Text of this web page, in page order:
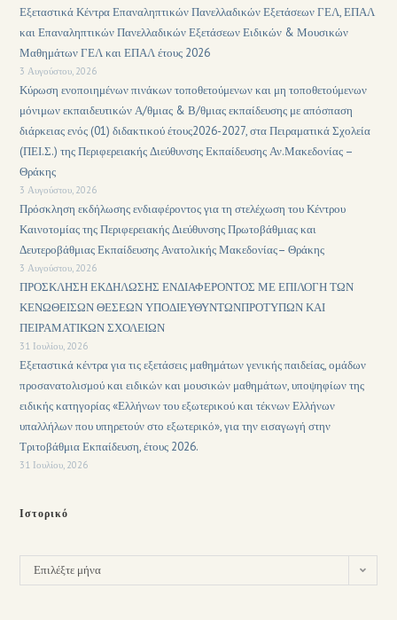
Εξεταστικά Κέντρα Επαναληπτικών Πανελλαδικών Εξετάσεων ΓΕΛ, ΕΠΑΛ
και Επαναληπτικών Πανελλαδικών Εξετάσεων Ειδικών & Μουσικών
Μαθημάτων ΓΕΛ και ΕΠΑΛ έτους 2026
3 Αυγούστου, 2026
Κύρωση ενοποιημένων πινάκων τοποθετούμενων και μη τοποθετούμενων
μόνιμων εκπαιδευτικών Α/θμιας & Β/θμιας εκπαίδευσης με απόσπαση
διάρκειας ενός (01) διδακτικού έτους2026-2027, στα Πειραματικά Σχολεία
(ΠΕΙ.Σ.) της Περιφερειακής Διεύθυνσης Εκπαίδευσης Αν.Μακεδονίας –
Θράκης
3 Αυγούστου, 2026
Πρόσκληση εκδήλωσης ενδιαφέροντος για τη στελέχωση του Κέντρου
Καινοτομίας της Περιφερειακής Διεύθυνσης Πρωτοβάθμιας και
Δευτεροβάθμιας Εκπαίδευσης Ανατολικής Μακεδονίας– Θράκης
3 Αυγούστου, 2026
ΠΡΟΣΚΛΗΣΗ ΕΚΔΗΛΩΣΗΣ ΕΝΔΙΑΦΕΡΟΝΤΟΣ ΜΕ ΕΠΙΛΟΓΗ ΤΩΝ
ΚΕΝΩΘΕΙΣΩΝ ΘΕΣΕΩΝ ΥΠΟΔΙΕΥΘΥΝΤΩΝΠΡΟΤΥΠΩΝ ΚΑΙ
ΠΕΙΡΑΜΑΤΙΚΩΝ ΣΧΟΛΕΙΩΝ
31 Ιουλίου, 2026
Εξεταστικά κέντρα για τις εξετάσεις μαθημάτων γενικής παιδείας, ομάδων
προσανατολισμού και ειδικών και μουσικών μαθημάτων, υποψηφίων της
ειδικής κατηγορίας «Ελλήνων του εξωτερικού και τέκνων Ελλήνων
υπαλλήλων που υπηρετούν στο εξωτερικό», για την εισαγωγή στην
Τριτοβάθμια Εκπαίδευση, έτους 2026.
31 Ιουλίου, 2026
Ιστορικό
Επιλέξτε μήνα